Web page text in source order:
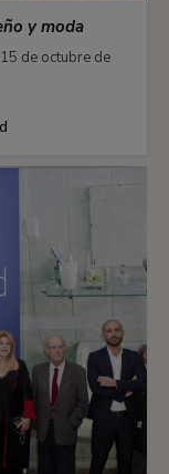
y moda
de octubre de